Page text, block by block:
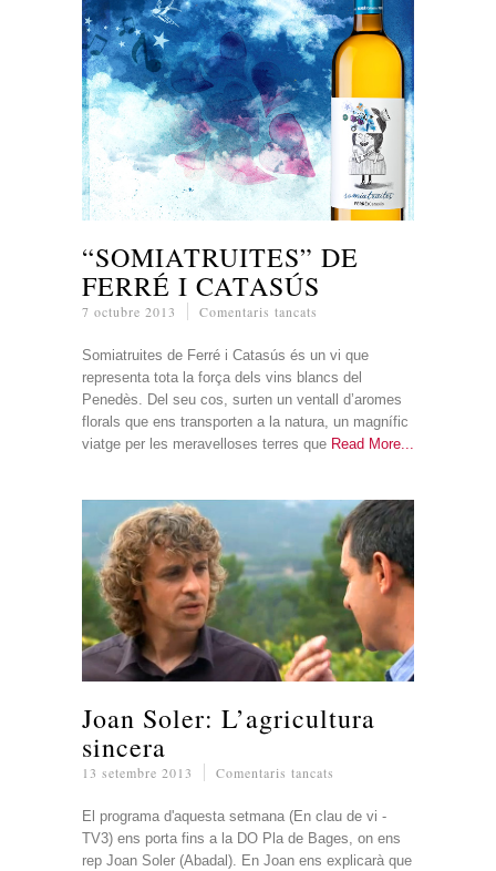
“SOMIATRUITES” DE
FERRÉ I CATASÚS
7 octubre 2013 Comentaris tancats
DE
FERRÉ
I
CATASÚS
Somiatruites de Ferré i Catasús és un vi que
representa tota la força dels vins blancs del
Penedès. Del seu cos, surten un ventall d’aromes
florals que ens transporten a la natura, un magnífic
viatge per les meravelloses terres que Read More
Joan Soler: L’agricultura
sincera
13 setembre 2013 Comentaris tancats
Soler:
L’agricultura
sincera
El programa d'aquesta setmana (En clau de vi -
TV3) ens porta fins a la DO Pla de Bages, on ens
rep Joan Soler (Abadal). En Joan ens explicarà que